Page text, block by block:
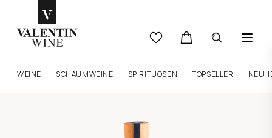
WEINE SCHAUMWEINE SPIRITUOSEN TOPSELLER